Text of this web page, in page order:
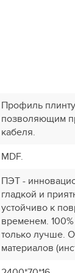
Профиль
позволяющим
кабеля.
MDF.
ПЭТ -
гладкой и
устойчиво к
временем.
только лучше.
материалов